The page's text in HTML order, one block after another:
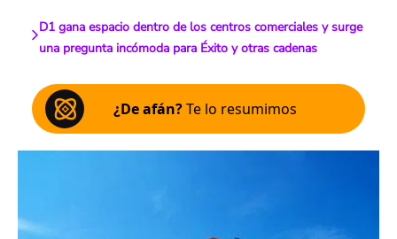
D1 gana espacio dentro de los centros comerciales y surge
una pregunta incómoda para Éxito y otras cadenas
¿De afán?Te lo resumimos